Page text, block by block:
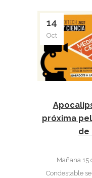
14
Oct
próxima
de
Mañana 15
Condestable